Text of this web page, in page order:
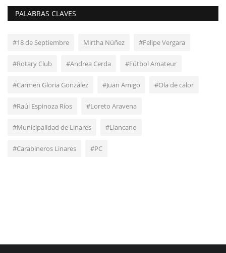
PALABRAS CLAVES
#18 de Septiembre Mirtha Nüñez #Felipe Vergara
#Rotary Club #Andrea Cerda #Fútbol Amateur
#Carmen Gloria González #Juan Amigo #Ola de calor
#Raúl Espinoza Ríos #Loreto Aravena
#Municipalidad de Linares #Llancano
#Carabineros Linares #PC